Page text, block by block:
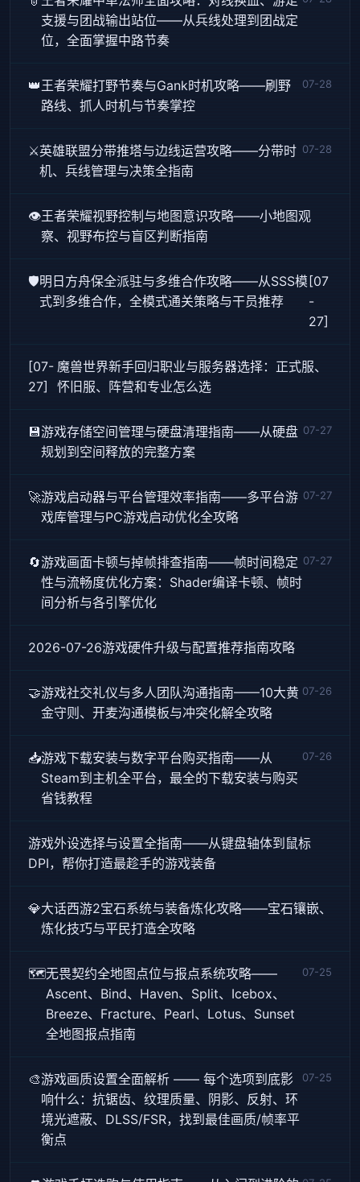
支援与团战输出站位——从兵线处理到团战定
位，全面掌握中路节奏
👑王者荣耀打野节奏与Gank时机攻略——刷野
路线、抓人时机与节奏掌控
07-28
⚔️英雄联盟分带推塔与边线运营攻略——分带时
机、兵线管理与决策全指南
07-28
👁️王者荣耀视野控制与地图意识攻略——小地图观
察、视野布控与盲区判断指南
🛡️明日方舟保全派驻与多维合作攻略——从SSS模
式到多维合作，全模式通关策略与干员推荐
[07
-
27]
[07-
27]
魔兽世界新手回归职业与服务器选择：正式服、
怀旧服、阵营和专业怎么选
💾游戏存储空间管理与硬盘清理指南——从硬盘
规划到空间释放的完整方案
07-27
🚀游戏启动器与平台管理效率指南——多平台游
戏库管理与PC游戏启动优化全攻略
07-27
🔄游戏画面卡顿与掉帧排查指南——帧时间稳定
性与流畅度优化方案：Shader编译卡顿、帧时
间分析与各引擎优化
07-27
2026-07-26游戏硬件升级与配置推荐指南攻略
🤝游戏社交礼仪与多人团队沟通指南——10大黄
金守则、开麦沟通模板与冲突化解全攻略
07-26
📥游戏下载安装与数字平台购买指南——从
Steam到主机全平台，最全的下载安装与购买
省钱教程
07-26
游戏外设选择与设置全指南——从键盘轴体到鼠标
DPI，帮你打造最趁手的游戏装备
💎大话西游2宝石系统与装备炼化攻略——宝石镶嵌、
炼化技巧与平民打造全攻略
🗺️无畏契约全地图点位与报点系统攻略——
Ascent、Bind、Haven、Split、Icebox、
Breeze、Fracture、Pearl、Lotus、Sunset
全地图报点指南
07-25
🎨游戏画质设置全面解析 —— 每个选项到底影
响什么：抗锯齿、纹理质量、阴影、反射、环
境光遮蔽、DLSS/FSR，找到最佳画质/帧率平
衡点
07-25